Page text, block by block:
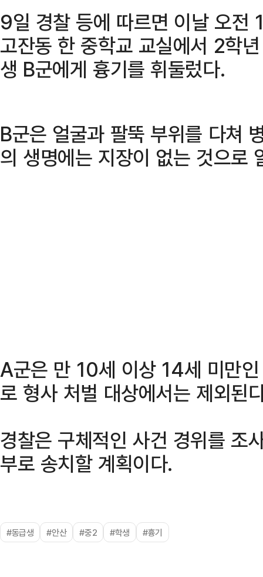
9일 경찰 등에 따르면 이날 오전
고잔동 한 중학교 교실에서 2학
생 B군에게 흉기를 휘둘렀다.
B군은 얼굴과 팔뚝 부위를 다쳐
의 생명에는 지장이 없는 것으로
A군은 만 10세 이상 14세 미만
로 형사 처벌 대상에서는 제외된
경찰은 구체적인 사건 경위를 조
부로 송치할 계획이다.
#동급생 #안산 #중2 #학생 #흉기